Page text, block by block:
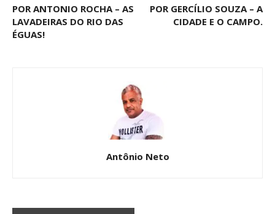
POR ANTONIO ROCHA – AS
LAVADEIRAS DO RIO DAS
ÉGUAS!
POR GERCÍLIO SOUZA – A
CIDADE E O CAMPO.
Antônio Neto